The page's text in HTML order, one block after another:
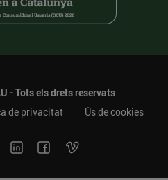
- Tots els drets reservats
de privacitat Ús de cookies